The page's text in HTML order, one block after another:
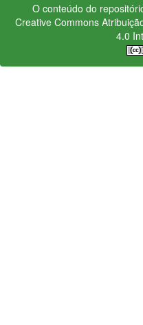
O conteúdo do
Creative Commons
4.0